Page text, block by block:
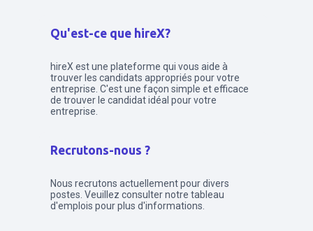
Qu'est-ce que hireX?
hireX est une plateforme qui vous aide à
trouver les candidats appropriés pour votre
entreprise. C'est une façon simple et efficace
de trouver le candidat idéal pour votre
entreprise.
Recrutons-nous ?
Nous recrutons actuellement pour divers
postes. Veuillez consulter notre tableau
d'emplois pour plus d'informations.